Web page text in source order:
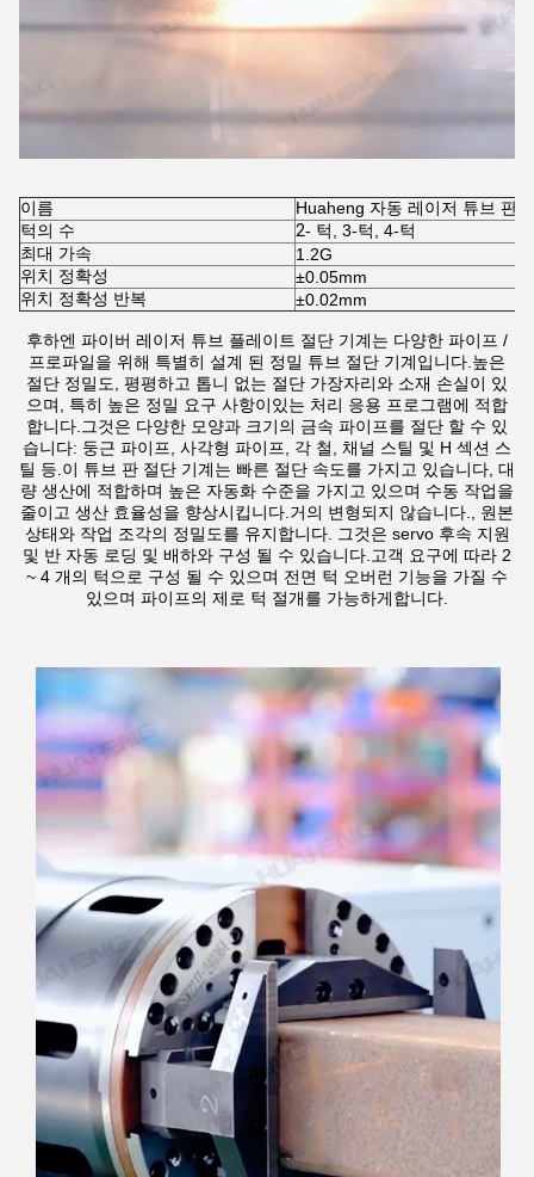
이름
Huaheng 자동 레이저 튜브 판
턱의 수
2- 턱, 3-턱, 4-턱
최대 가속
1.2G
위치 정확성
±0.05mm
위치 정확성 반복
±0.02mm
후하엔 파이버 레이저 튜브 플레이트 절단 기계는 다양한 파이프 /
프로파일을 위해 특별히 설계 된 정밀 튜브 절단 기계입니다. 높은
절단 정밀도, 평평하고 톱니 없는 절단 가장자리와 소재 손실이 있
으며, 특히 높은 정밀 요구 사항이있는 처리 응용 프로그램에 적합
합니다. 그것은 다양한 모양과 크기의 금속 파이프를 절단 할 수 있
습니다: 둥근 파이프, 사각형 파이프, 각 철, 채널 스틸 및 H 섹션 스
틸 등.이 튜브 판 절단 기계는 빠른 절단 속도를 가지고 있습니다, 대
량 생산에 적합하며 높은 자동화 수준을 가지고 있으며 수동 작업을
줄이고 생산 효율성을 향상시킵니다.거의 변형되지 않습니다., 원본
상태와 작업 조각의 정밀도를 유지합니다. 그것은 servo 후속 지원
및 반 자동 로딩 및 배하와 구성 될 수 있습니다. 고객 요구에 따라 2
~ 4 개의 턱으로 구성 될 수 있으며 전면 턱 오버런 기능을 가질 수
있으며 파이프의 제로 턱 절개를 가능하게합니다.